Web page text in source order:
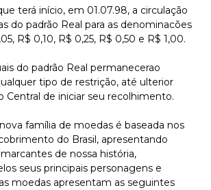
terá início, em 01.07.98, a circulação
do padrão Real para as denominacões
R$ 0,10, R$ 0,25, R$ 0,50 e R$ 1,00.
do padrão Real permanecerao
tipo de restrição, até ulterior
Central de iniciar seu recolhimento.
família de moedas é baseada nos
do Brasil, apresentando
de nossa história,
seus principais personagens e
moedas apresentam as seguintes